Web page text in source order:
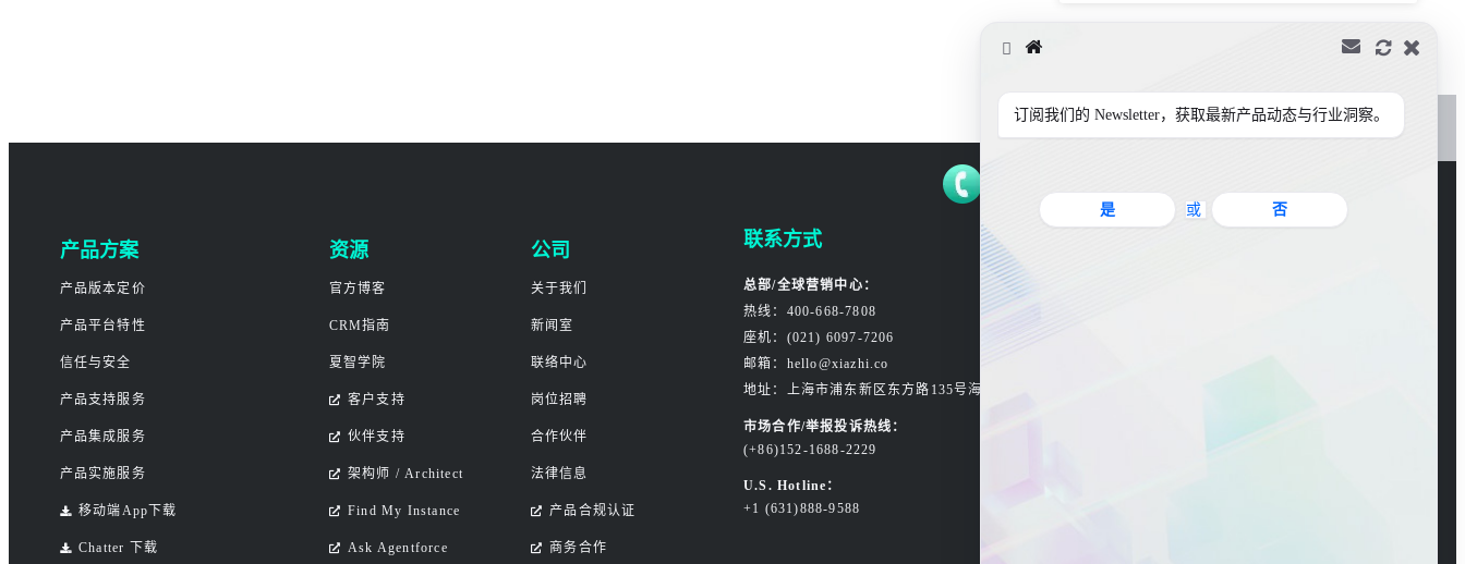
产品方案
产品版本定价
产品平台特性
信任与安全
产品支持服务
产品集成服务
产品实施服务
移动端App下载
Chatter 下载
资源
官方博客
CRM指南
夏智学院
客户支持
伙伴支持
架构师 / Architect
Find My Instance
Ask Agentforce
公司
关于我们
新闻室
联络中心
岗位招聘
合作伙伴
法律信息
产品合规认证
商务合作
联系方式
总部/全球营销中心：
热线：400-668-7808
座机：(021) 6097-7206
邮箱：hello@xiazhi.co
地址：上海市浦东新区东方路135号海东大楼3楼
市场合作/举报投诉热线：
(+86)152-1688-2229
U.S. Hotline：
+1 (631)888-9588
订阅我们的 Newsletter，获取最新产品动态与行业洞察。
是 或 否